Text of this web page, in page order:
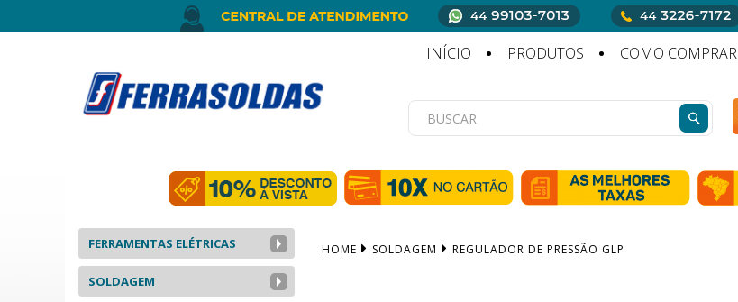
INÍCIO PRODUTOS COMO COMPRAR
FERRAMENTAS ELÉTRICAS
SOLDAGEM
HOME SOLDAGEM REGULADOR DE PRESSÃO GLP